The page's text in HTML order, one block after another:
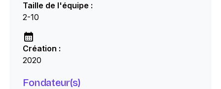
Taille de l'équipe :
2-10
Création :
2020
Fondateur(s)